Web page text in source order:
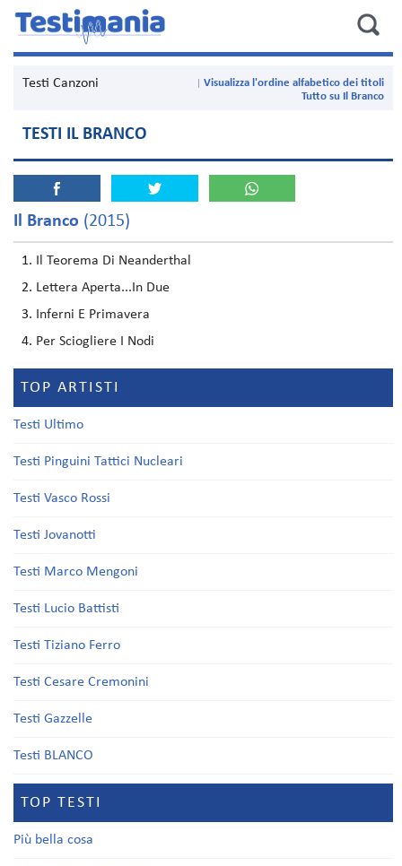
Testi Canzoni
Visualizza l'ordine alfabetico dei titoli
Tutto su Il Branco
TESTI IL BRANCO
Il Branco (2015)
Il Teorema Di Neanderthal
Lettera Aperta...In Due
Inferni E Primavera
Per Sciogliere I Nodi
TOP ARTISTI
Testi Ultimo
Testi Pinguini Tattici Nucleari
Testi Vasco Rossi
Testi Jovanotti
Testi Marco Mengoni
Testi Lucio Battisti
Testi Tiziano Ferro
Testi Cesare Cremonini
Testi Gazzelle
Testi BLANCO
TOP TESTI
Più bella cosa